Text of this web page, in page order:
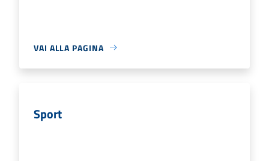
VAI ALLA PAGINA
Sport